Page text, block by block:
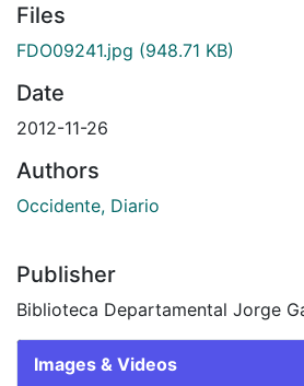
Files
FDO09241.jpg (948.71 KB)
Date
2012-11-26
Authors
Occidente, Diario
Publisher
Biblioteca Departamental Jorge
Images & Videos